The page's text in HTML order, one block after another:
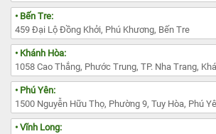
• Bến Tre:
459 Đại Lộ Đồng Khởi, Phú Khương, Bến Tre
• Khánh Hòa:
1058 Cao Thắng, Phước Trung, TP. Nha Trang,
• Phú Yên:
1500 Nguyễn Hữu Thọ, Phường 9, Tuy Hòa, Phú
• Vĩnh Long: